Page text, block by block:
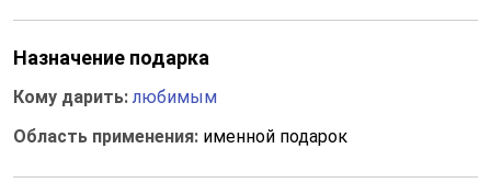
Назначение подарка
Кому дарить:любимым
Область применения: именной подарок